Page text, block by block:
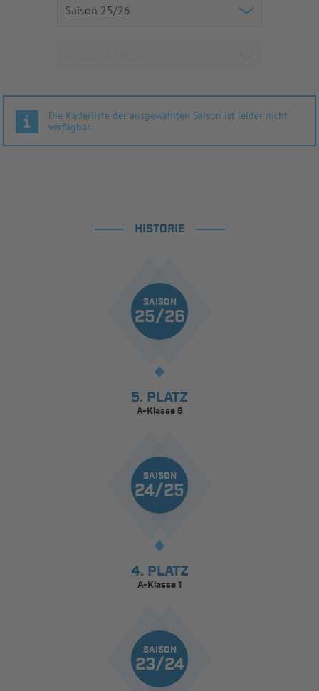
Die Kaderliste der ausgewählten Saison ist leider nicht
verfügbar.
HISTORIE
SAISON
25/26
5. PLATZ
A-Klasse 6
SAISON
24/25
4. PLATZ
A-Klasse 1
SAISON
23/24